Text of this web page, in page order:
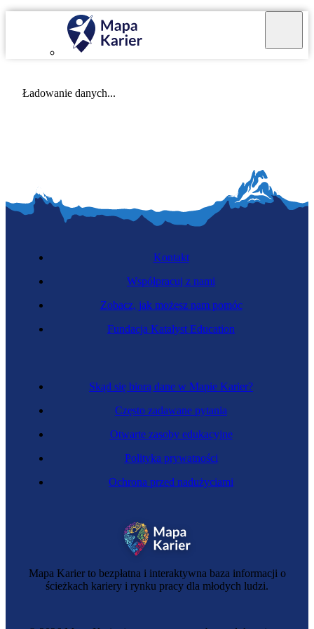
Ładowanie danych...
Mapa Karier to bezpłatna i interaktywna baza informacji o
ścieżkach kariery i rynku pracy dla młodych ludzi.
Skąd się biorą dane w Mapie Karier?
Często zadawane pytania
Otwarte zasoby edukacyjne
Polityka prywatności
Ochrona przed nadużyciami
Kontakt
Współpracuj z nami
Zobacz, jak możesz nam pomóc
Fundacja Katalyst Education